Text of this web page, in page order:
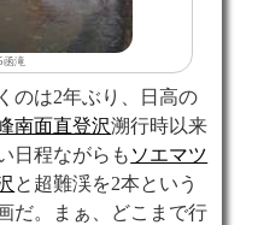
函滝
のは2年ぶり、日高の
南面直登沢溯行時以来
日程ながらも ソエマツ
と超難渓を2本という
だ。まぁ、どこまで行